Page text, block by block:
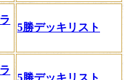
5勝デッキリスト